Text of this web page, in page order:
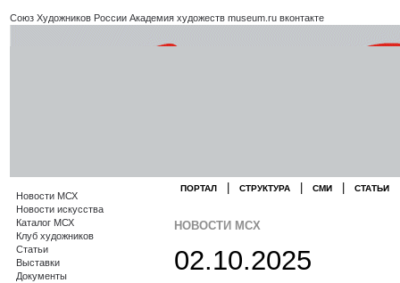
Союз Художников России Академия художеств museum.ru вконтакте
Новости МСХ
Новости искусства
Каталог МСХ
Клуб художников
Статьи
Выставки
Документы
ПОРТАЛ СТРУКТУРА СМИ СТАТЬИ
НОВОСТИ МСХ
02.10.2025